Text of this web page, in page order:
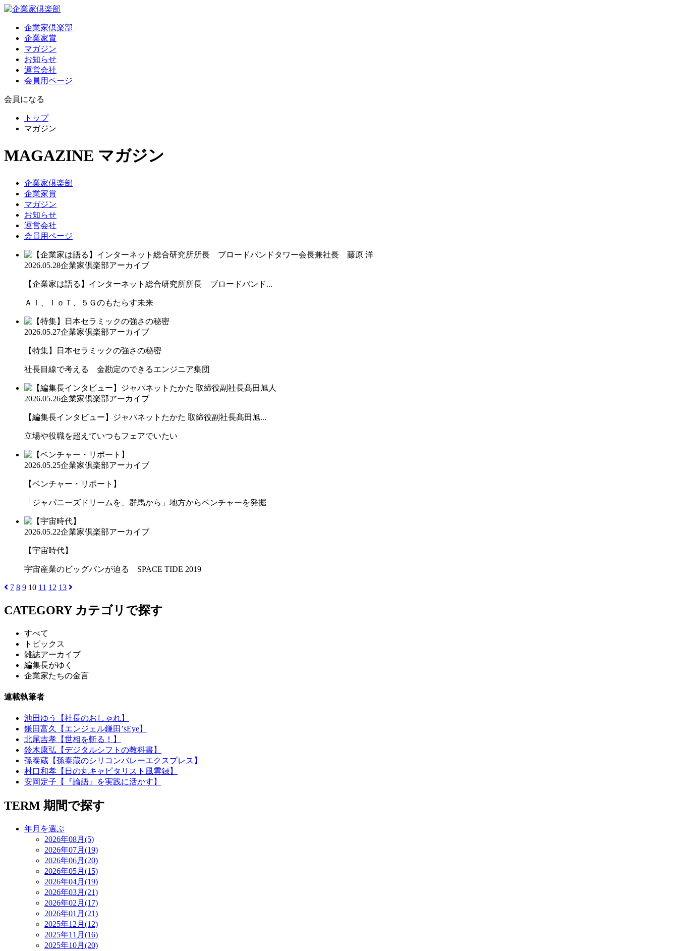
企業家倶楽部
企業家賞
マガジン
お知らせ
運営会社
会員用ページ
会員になる
トップ
マガジン
MAGAZINE マガジン
企業家倶楽部
企業家賞
マガジン
お知らせ
運営会社
会員用ページ
2026.05.28企業家倶楽部アーカイブ
【企業家は語る】インターネット総合研究所所長 ブロードバンド...
ＡＩ、ＩｏＴ、５Ｇのもたらす未来
2026.05.27企業家倶楽部アーカイブ
【特集】日本セラミックの強さの秘密
社長目線で考える 金勘定のできるエンジニア集団
2026.05.26企業家倶楽部アーカイブ
【編集長インタビュー】ジャパネットたかた 取締役副社長髙田旭...
立場や役職を超えていつもフェアでいたい
2026.05.25企業家倶楽部アーカイブ
【ベンチャー・リポート】
「ジャパニーズドリームを、群馬から」地方からベンチャーを発掘
2026.05.22企業家倶楽部アーカイブ
【宇宙時代】
宇宙産業のビッグバンが迫る SPACE TIDE 2019
7 8 9 10 11 12 13
CATEGORY カテゴリで探す
すべて
トピックス
雑誌アーカイブ
編集長がゆく
企業家たちの金言
連載執筆者
池田ゆう【社長のおしゃれ】
鎌田富久【エンジェル鎌田’sEye】
北尾吉孝【世相を斬る！】
鈴木康弘【デジタルシフトの教科書】
孫泰蔵【孫泰蔵のシリコンバレーエクスプレス】
村口和孝【日の丸キャピタリスト風雲録】
安岡定子【『論語』を実践に活かす】
TERM 期間で探す
年月を選ぶ
2026年08月(5)
2026年07月(19)
2026年06月(20)
2026年05月(15)
2026年04月(19)
2026年03月(21)
2026年02月(17)
2026年01月(21)
2025年12月(12)
2025年11月(16)
2025年10月(20)